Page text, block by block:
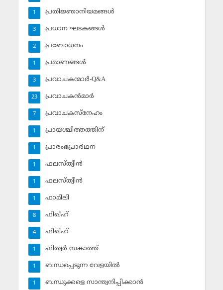
പ്രതിജ്ഞാനിയമങ്ങള്‍
1
പ്രധാന ഘടകങ്ങള്‍
3
പ്രബോധനം
2
പ്രമാണങ്ങള്‍
1
പ്രവാചകന്മാര്‍-Q&A
3
പ്രവാചകന്‍മാര്‍
23
പ്രവാചകസ്‌നേഹം
7
പ്രായശ്ചിത്തത്തിന്
1
പ്രാരംഭപ്രാര്‍ഥന
1
ഫലസ്ത്വീൻ
1
ഫലസ്ത്വീൻ
1
ഫാമിലി
1
ഫിഖ്ഹ്
8
ഫിഖ്ഹ്‌
4
ഫിത്വര്‍ സകാത്ത്‌
1
ബന്ധപ്പെടുന്ന വേളയില്‍
1
ബന്ധുക്കളെ സാന്ത്വനിപ്പിക്കാന്‍
1